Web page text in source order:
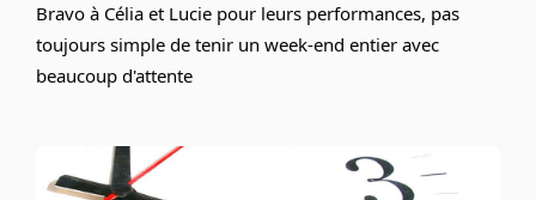
Bravo à Célia et Lucie pour leurs performances, pas
toujours simple de tenir un week-end entier avec
beaucoup d'attente